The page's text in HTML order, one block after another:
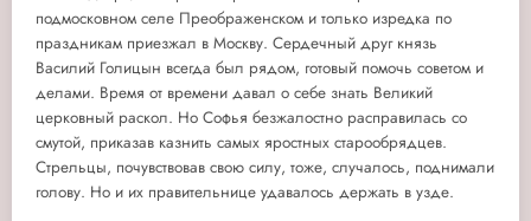
подмосковном селе Преображенском и только изредка по
праздникам приезжал в Москву. Сердечный друг князь
Василий Голицын всегда был рядом, готовый помочь советом и
делами. Время от времени давал о себе знать Великий
церковный раскол. Но Софья безжалостно расправилась со
смутой, приказав казнить самых яростных старообрядцев.
Стрельцы, почувствовав свою силу, тоже, случалось, поднимали
голову. Но и их правительнице удавалось держать в узде.